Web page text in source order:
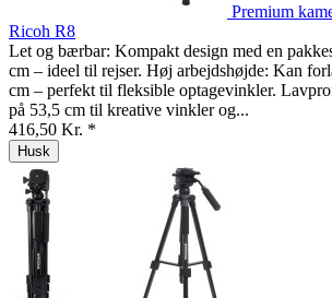
Premium
Ricoh R8
Let og bærbar: Kompakt design med en
cm – ideel til rejser. Høj arbejdshøjde: Kan
cm – perfekt til fleksible optagevinkler.
på 53,5 cm til kreative vinkler og...
416,50 Kr. *
Husk